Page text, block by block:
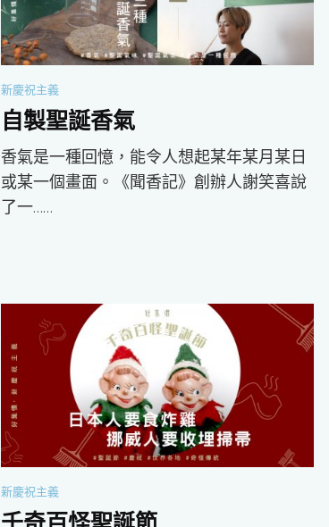
新慶祝主義
自製聖誕香氣
香氣是一種回憶，能令人想起某年某月某日
或某一個畫面。《聞香記》創辦人謝笑喜說
了一……
新慶祝主義